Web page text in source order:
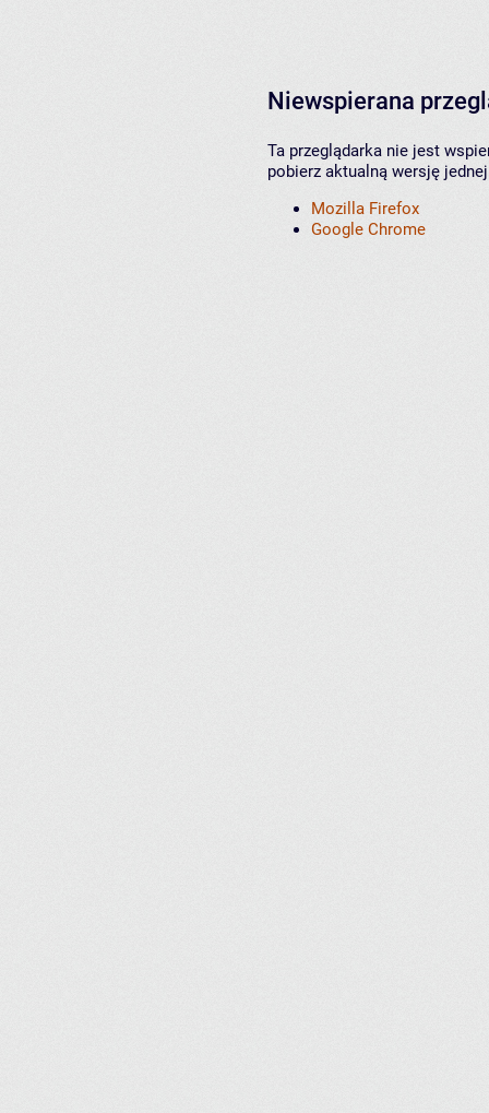
Niewspierana
Ta przeglądarka nie jest
pobierz aktualną wersję
Mozilla Firefox
Google Chrome